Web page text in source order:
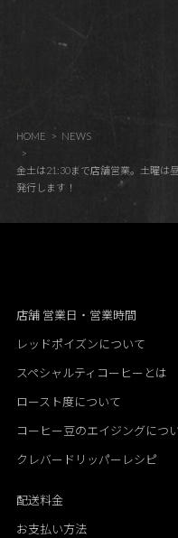
HOME NEWS
金土は21:30まで店舗営業。土曜は
発行します！
店舗 営業日・営業時間
レッドポイズンについて
スペシャルティコーヒーとは
ロースト度について
コーヒー豆のエイジングにつ
クレバードリッパーレシピ
配送料金
お支払い方法